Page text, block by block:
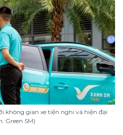
không gian xe tiện nghi và hiện đại
Green SM)